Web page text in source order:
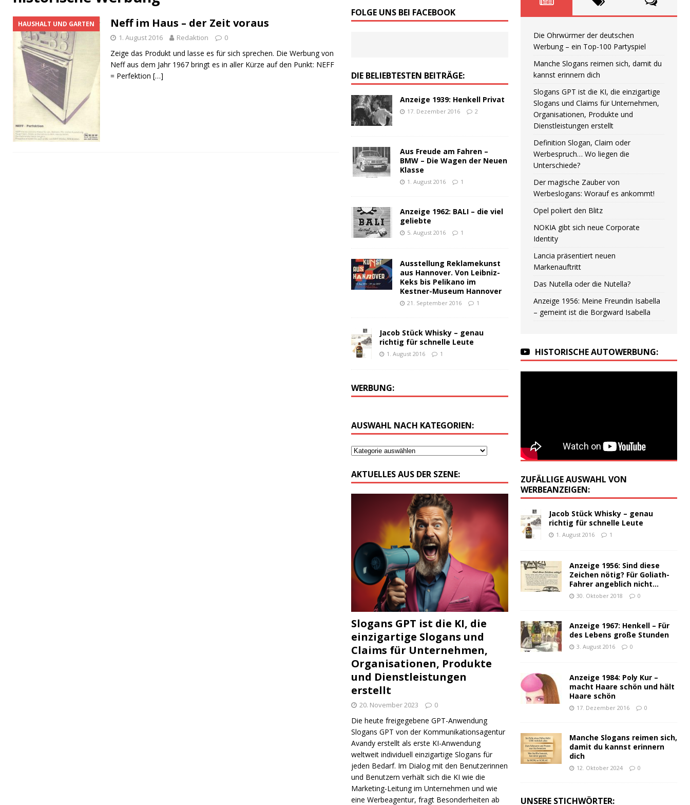
[ 14. September 2023 ]
ALLGEMEIN
[ 1. November 2025 ] Die Ohrwürmer der deutschen Werbung – ein Top-100 Partyspiel
HAUSHALT UND GARTEN Neff im Haus – der Zeit voraus
1. August 2016 Redaktion 0
Zeige das Produkt und lasse es für sich sprechen. Die Werbung von
Neff aus dem Jahr 1967 bringt es in aller Kürze auf den Punkt: NEFF
= Perfektion […]
FOLGE UNS BEI FACEBOOK
DIE BELIEBTESTEN BEITRÄGE:
Anzeige 1939: Henkell Privat
17. Dezember 2016 2
Aus Freude am Fahren –
BMW – Die Wagen der Neuen
Klasse
1. August 2016 1
Anzeige 1962: BALI – die viel
geliebte
5. August 2016 1
Ausstellung Reklamekunst
aus Hannover. Von Leibniz-
Keks bis Pelikano im
Kestner-Museum Hannover
21. September 2016 1
Jacob Stück Whisky – genau
richtig für schnelle Leute
1. August 2016 1
WERBUNG:
AUSWAHL NACH KATEGORIEN:
AKTUELLES AUS DER SZENE:
Slogans GPT ist die KI, die
einzigartige Slogans und
Claims für Unternehmen,
Organisationen, Produkte
und Dienstleistungen
erstellt
20. November 2023 0
Die heute freigegebene GPT-Anwendung
Slogans GPT von der Kommunikationsagentur
Avandy erstellt als erste KI-Anwendung
weltweit individuell einzigartige Slogans für
jeden Bedarf. Im Dialog mit den Benutzerinnen
und Benutzern verhält sich die KI wie die
Marketing-Leitung im Unternehmen und wie
eine Werbeagentur, fragt Besonderheiten ab
Die Ohrwürmer der deutschen
Werbung – ein Top-100 Partyspiel
Manche Slogans reimen sich, damit du
kannst erinnern dich
Slogans GPT ist die KI, die einzigartige
Slogans und Claims für Unternehmen,
Organisationen, Produkte und
Dienstleistungen erstellt
Definition Slogan, Claim oder
Werbespruch… Wo liegen die
Unterschiede?
Der magische Zauber von
Werbeslogans: Worauf es ankommt!
Opel poliert den Blitz
NOKIA gibt sich neue Corporate
Identity
Lancia präsentiert neuen
Markenauftritt
Das Nutella oder die Nutella?
Anzeige 1956: Meine Freundin Isabella
– gemeint ist die Borgward Isabella
HISTORISCHE AUTOWERBUNG:
ZUFÄLLIGE AUSWAHL VON
WERBEANZEIGEN:
Jacob Stück Whisky – genau
richtig für schnelle Leute
1. August 2016 1
Anzeige 1956: Sind diese
Zeichen nötig? Für Goliath-
Fahrer angeblich nicht…
30. Oktober 2018 0
Anzeige 1967: Henkell – Für
des Lebens große Stunden
3. August 2016 0
Anzeige 1984: Poly Kur –
macht Haare schön und hält
Haare schön
17. Dezember 2016 0
Manche Slogans reimen sich,
damit du kannst erinnern
dich
12. Oktober 2024 0
UNSERE STICHWÖRTER: